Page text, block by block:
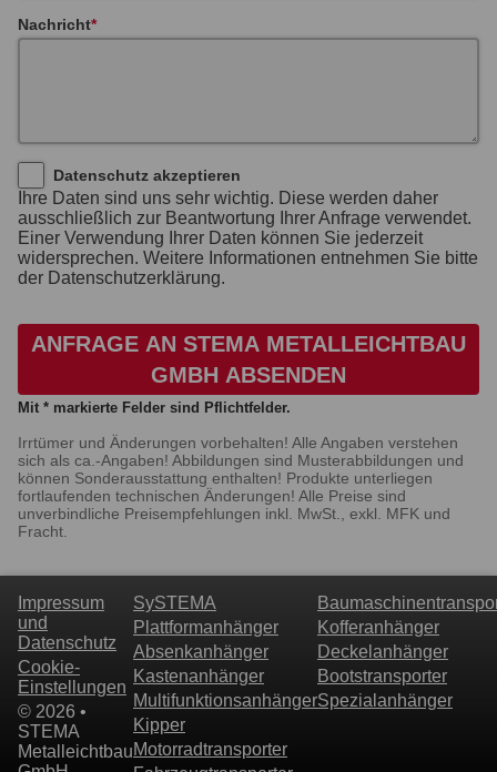
Nachricht
Datenschutz akzeptieren
Ihre Daten sind uns sehr wichtig. Diese werden daher
ausschließlich zur Beantwortung Ihrer Anfrage verwendet.
Einer Verwendung Ihrer Daten können Sie jederzeit
widersprechen. Weitere Informationen entnehmen Sie bitte
der Datenschutzerklärung.
ANFRAGE AN STEMA METALLEICHTBAU
GMBH ABSENDEN
Mit * markierte Felder sind Pflichtfelder.
Irrtümer und Änderungen vorbehalten! Alle Angaben verstehen
sich als ca.-Angaben! Abbildungen sind Musterabbildungen und
können Sonderausstattung enthalten! Produkte unterliegen
fortlaufenden technischen Änderungen! Alle Preise sind
unverbindliche Preisempfehlungen inkl. MwSt., exkl. MFK und
Fracht.
Impressum
und
Datenschutz
Cookie-
Einstellungen
© 2026 •
STEMA
Metalleichtbau
SySTEMA
Plattformanhänger
Absenkanhänger
Kastenanhänger
Multifunktionsanhänger
Kipper
Motorradtransporter
Kofferanhänger
Deckelanhänger
Bootstransporter
Spezialanhänger